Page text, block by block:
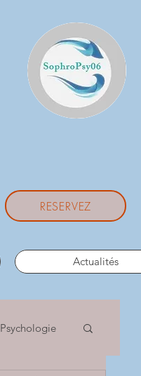
RESERVEZ
Actualités
Psychologie